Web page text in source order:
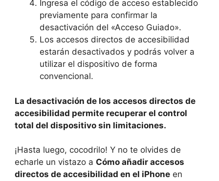
Ingresa el código de acceso establecido
previamente para confirmar la
desactivación del «Acceso Guiado».
Los accesos ⁢directos de ⁤accesibilidad
estarán desactivados y podrás volver a
utilizar el dispositivo de forma
convencional.
La desactivación de los ⁢accesos directos de
accesibilidad permite recuperar el control
total​ del dispositivo‍ sin limitaciones.
¡Hasta luego, cocodrilo! Y no te olvides de
echarle un vistazo a Cómo añadir accesos‌
directos ⁢de accesibilidad en el iPhone en